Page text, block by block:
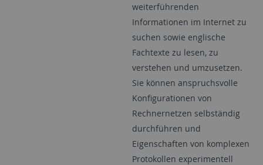
weiterführenden
Informationen im Internet zu
suchen sowie englische
Fachtexte zu lesen, zu
verstehen und umzusetzen.
Sie können anspruchsvolle
Konfigurationen von
Rechnernetzen selbständig
durchführen und
Eigenschaften von komplexen
Protokollen experimentell